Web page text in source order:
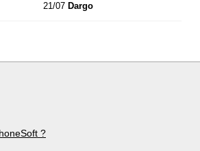
21/07 Dargo
?